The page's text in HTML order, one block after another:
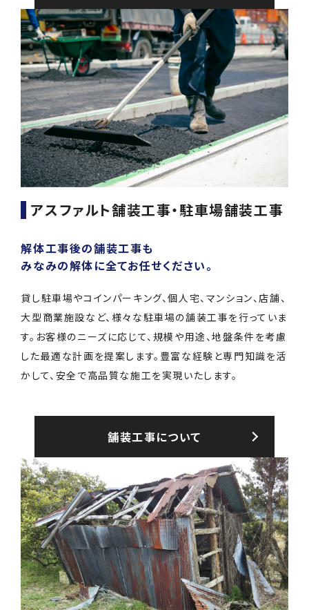
アスファルト舗装工事・駐車場舗装工事
解体工事後の舗装工事も
みなみの解体に全てお任せください。
貸し駐車場やコインパーキング、個人宅、マンション、店舗、
大型商業施設など、様々な駐車場の舗装工事を行っていま
す。お客様のニーズに応じて、規模や用途、地盤条件を考慮
した最適な計画を提案します。豊富な経験と専門知識を活
かして、安全で高品質な施工を実現いたします。
舗装工事について